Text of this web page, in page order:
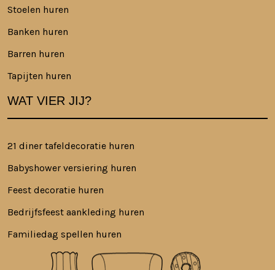
Stoelen huren
Banken huren
Barren huren
Tapijten huren
WAT VIER JIJ?
21 diner tafeldecoratie huren
Babyshower versiering huren
Feest decoratie huren
Bedrijfsfeest aankleding huren
Familiedag spellen huren